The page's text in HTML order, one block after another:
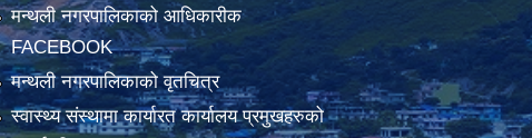
मन्थली नगरपालिकाको आधिकारीक
FACEBOOK
मन्थली नगरपालिकाको वृतचित्र
स्वास्थ्य संस्थामा कार्यारत कार्यालय प्रमुखहरुको